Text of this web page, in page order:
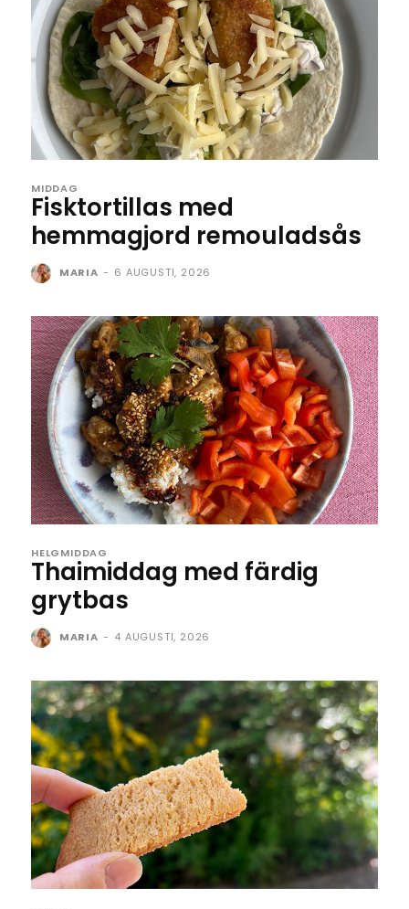
MIDDAG
Fisktortillas med
hemmagjord remouladsås
MARIA - 6 AUGUSTI, 2026
HELGMIDDAG
Thaimiddag med färdig
grytbas
MARIA - 4 AUGUSTI, 2026